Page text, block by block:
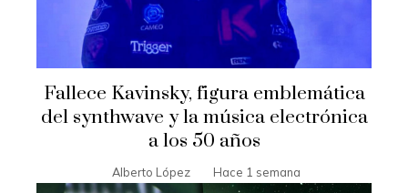
Fallece Kavinsky, figura emblemática
del synthwave y la música electrónica
a los 50 años
Alberto López Hace 1 semana